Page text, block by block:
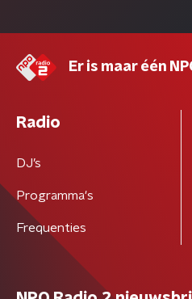
Er is maar één
Radio
DJ’s
Programma's
Frequenties